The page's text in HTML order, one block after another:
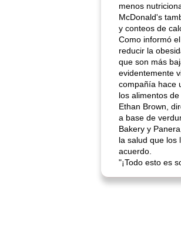
menos
McDonald's
y conteos de
Como informó
reducir la
que son más
evidentemente
compañía hace
los alimentos
Ethan Brown,
a base de
Bakery y
la salud que los
acuerdo.
"¡Todo esto es